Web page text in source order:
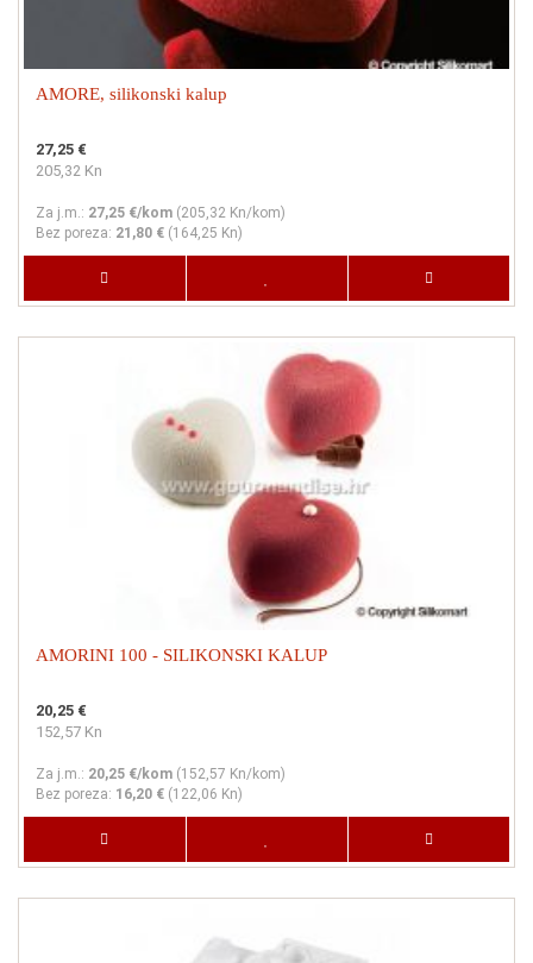
AMORE, silikonski kalup
27,25 €
205,32 Kn
Za j.m.: 27,25 €/kom (205,32 Kn/kom)
Bez poreza: 21,80 € (164,25 Kn)
AMORINI 100 - SILIKONSKI KALUP
20,25 €
152,57 Kn
Za j.m.: 20,25 €/kom (152,57 Kn/kom)
Bez poreza: 16,20 € (122,06 Kn)